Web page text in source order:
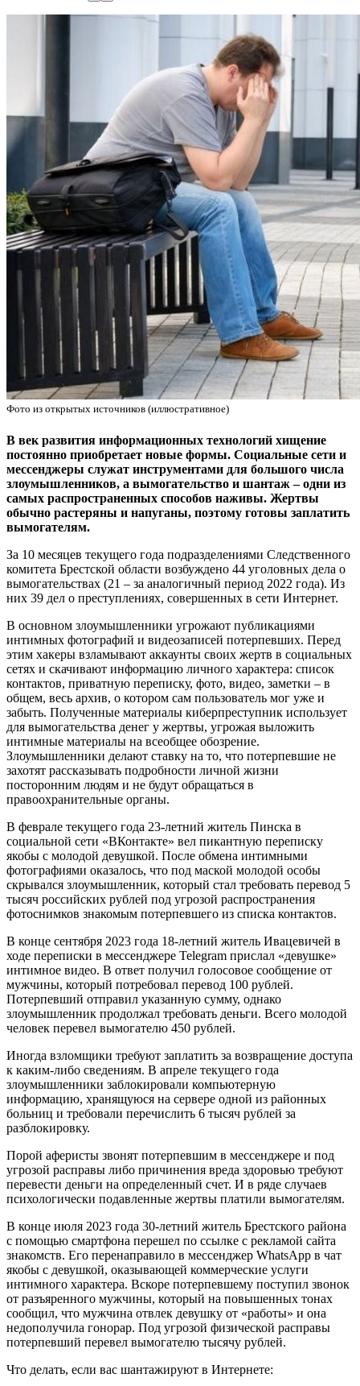
Фото из открытых источников (иллюстративное)
В век развития информационных технологий хищение
постоянно приобретает новые формы. Социальные сети и
мессенджеры служат инструментами для большого числа
злоумышленников, а вымогательство и шантаж – одни из
самых распространенных способов наживы. Жертвы
обычно растеряны и напуганы, поэтому готовы заплатить
вымогателям.
За 10 месяцев текущего года подразделениями Следственного
комитета Брестской области возбуждено 44 уголовных дела о
вымогательствах (21 – за аналогичный период 2022 года). Из
них 39 дел о преступлениях, совершенных в сети Интернет.
В основном злоумышленники угрожают публикациями
интимных фотографий и видеозаписей потерпевших. Перед
этим хакеры взламывают аккаунты своих жертв в социальных
сетях и скачивают информацию личного характера: список
контактов, приватную переписку, фото, видео, заметки – в
общем, весь архив, о котором сам пользователь мог уже и
забыть. Полученные материалы киберпреступник использует
для вымогательства денег у жертвы, угрожая выложить
интимные материалы на всеобщее обозрение.
Злоумышленники делают ставку на то, что потерпевшие не
захотят рассказывать подробности личной жизни
посторонним людям и не будут обращаться в
правоохранительные органы.
В феврале текущего года 23-летний житель Пинска в
социальной сети «ВКонтакте» вел пикантную переписку
якобы с молодой девушкой. После обмена интимными
фотографиями оказалось, что под маской молодой особы
скрывался злоумышленник, который стал требовать перевод 5
тысяч российских рублей под угрозой распространения
фотоснимков знакомым потерпевшего из списка контактов.
В конце сентября 2023 года 18-летний житель Ивацевичей в
ходе переписки в мессенджере Telegram прислал «девушке»
интимное видео. В ответ получил голосовое сообщение от
мужчины, который потребовал перевод 100 рублей.
Потерпевший отправил указанную сумму, однако
злоумышленник продолжал требовать деньги. Всего молодой
человек перевел вымогателю 450 рублей.
Иногда взломщики требуют заплатить за возвращение доступа
к каким-либо сведениям. В апреле текущего года
злоумышленники заблокировали компьютерную
информацию, хранящуюся на сервере одной из районных
больниц и требовали перечислить 6 тысяч рублей за
разблокировку.
Порой аферисты звонят потерпевшим в мессенджере и под
угрозой расправы либо причинения вреда здоровью требуют
перевести деньги на определенный счет. И в ряде случаев
психологически подавленные жертвы платили вымогателям.
В конце июля 2023 года 30-летний житель Брестского района
с помощью смартфона перешел по ссылке с рекламой сайта
знакомств. Его перенаправило в мессенджер WhatsApp в чат
якобы с девушкой, оказывающей коммерческие услуги
интимного характера. Вскоре потерпевшему поступил звонок
от разъяренного мужчины, который на повышенных тонах
сообщил, что мужчина отвлек девушку от «работы» и она
недополучила гонорар. Под угрозой физической расправы
потерпевший перевел вымогателю тысячу рублей.
Что делать, если вас шантажируют в Интернете: